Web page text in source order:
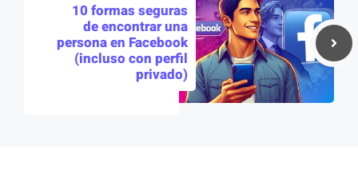
10 formas seguras
de encontrar una
persona en Facebook
(incluso con perfil
privado)